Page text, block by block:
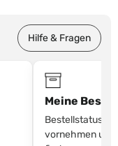
Hilfe & Fragen
Meine
Bestellstatus
vornehmen und